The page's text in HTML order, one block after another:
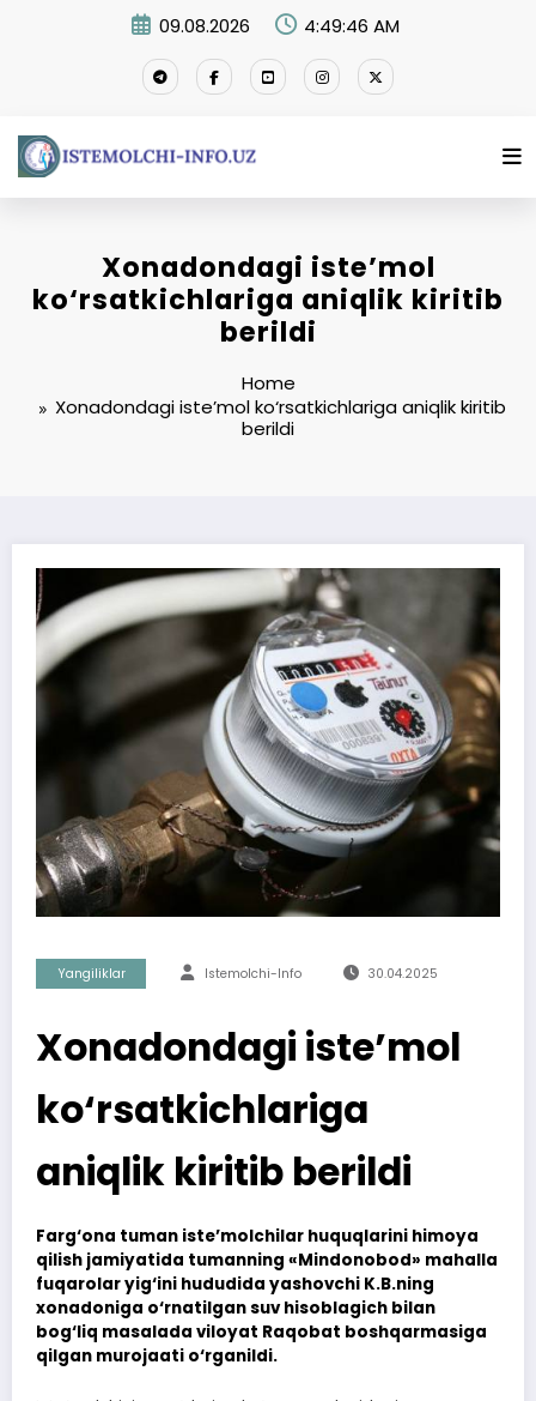
09.08.2026 4:49:47 AM
Xonadondagi iste’mol
ko‘rsatkichlariga aniqlik kiritib
berildi
Home
Xonadondagi iste’mol ko‘rsatkichlariga aniqlik kiritib
berildi
Yangiliklar Istemolchi-Info 30.04.2025
Xonadondagi iste’mol
ko‘rsatkichlariga
aniqlik kiritib berildi
Farg‘ona tuman iste’molchilar huquqlarini himoya
qilish jamiyatida tumanning «Mindonobod» mahalla
fuqarolar yig‘ini hududida yashovchi K.B.ning
xonadoniga o‘rnatilgan suv hisoblagich bilan
bog‘liq masalada viloyat Raqobat boshqarmasiga
qilgan murojaati o‘rganildi.